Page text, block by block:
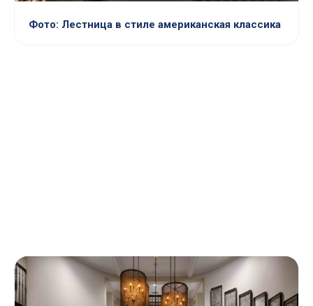
Фото: Лестница в стиле американская классика